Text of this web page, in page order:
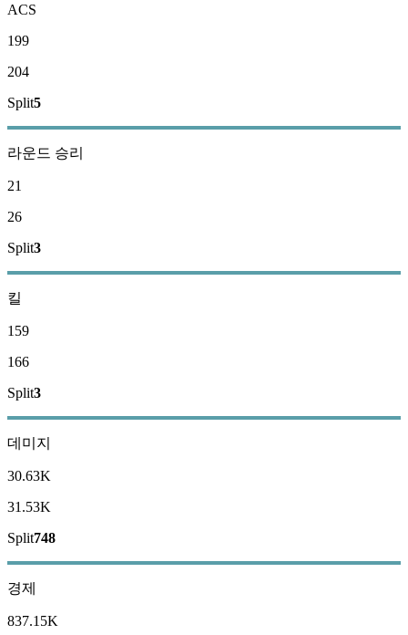
ACS
199
204
Split5
라운드 승리
21
26
Split3
킬
159
166
Split3
데미지
30.63K
31.53K
Split748
경제
837.15K